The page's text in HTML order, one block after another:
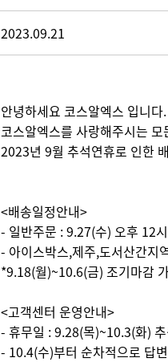
2023.09.21
안녕하세요 코스알엑스 입니다.
코스알엑스를 사랑해주시는
2023년 9월 추석연휴로 인한
<배송일정안내>
- 일반주문 : 9.27(수) 오후 12
- 아이스박스,제주,도서산간지
*9.18(월)~10.6(금) 조기마감
<고객센터 운영안내>
- 휴무일 : 9.28(목)~10.3(화)
- 10.4(수)부터 순차적으로 답